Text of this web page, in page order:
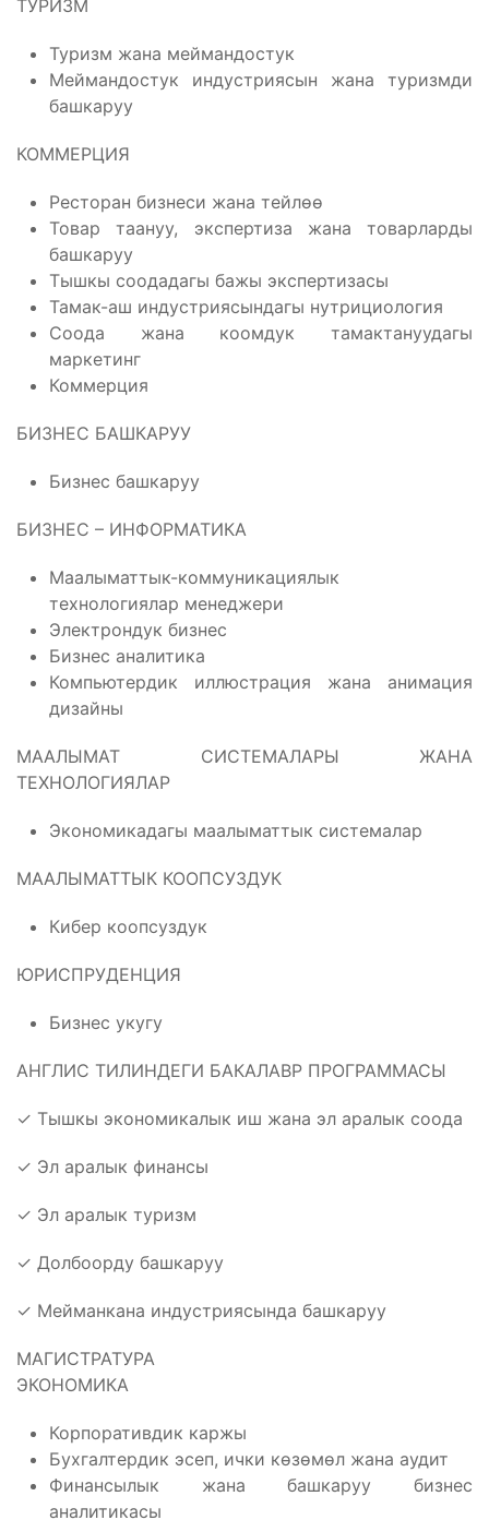
ТУРИЗМ
Туризм жана меймандостук
Меймандостук индустриясын жана туризмди
башкаруу
КОММЕРЦИЯ
Ресторан бизнеси жана тейлөө
Товар таануу, экспертиза жана товарларды
башкаруу
Тышкы соодадагы бажы экспертизасы
Тамак-аш индустриясындагы нутрициология
Соода жана коомдук тамактануудагы
маркетинг
Коммерция
БИЗНЕС БАШКАРУУ
Бизнес башкаруу
БИЗНЕС – ИНФОРМАТИКА
Маалыматтык-коммуникациялык
технологиялар менеджери
Электрондук бизнес
Бизнес аналитика
Компьютердик иллюстрация жана анимация
дизайны
МААЛЫМАТ СИСТЕМАЛАРЫ ЖАНА
ТЕХНОЛОГИЯЛАР
Экономикадагы маалыматтык системалар
МААЛЫМАТТЫК КООПСУЗДУК
Кибер коопсуздук
ЮРИСПРУДЕНЦИЯ
Бизнес укугу
АНГЛИС ТИЛИНДЕГИ БАКАЛАВР ПРОГРАММАСЫ
✓ Тышкы экономикалык иш жана эл аралык соода
✓ Эл аралык финансы
✓ Эл аралык туризм
✓ Долбоорду башкаруу
✓ Мейманкана индустриясында башкаруу
МАГИСТРАТУРА
ЭКОНОМИКА
Корпоративдик каржы
Бухгалтердик эсеп, ички көзөмөл жана аудит
Финансылык жана башкаруу бизнес
аналитикасы